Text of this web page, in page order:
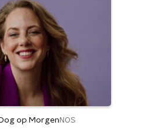
op Morgen NOS